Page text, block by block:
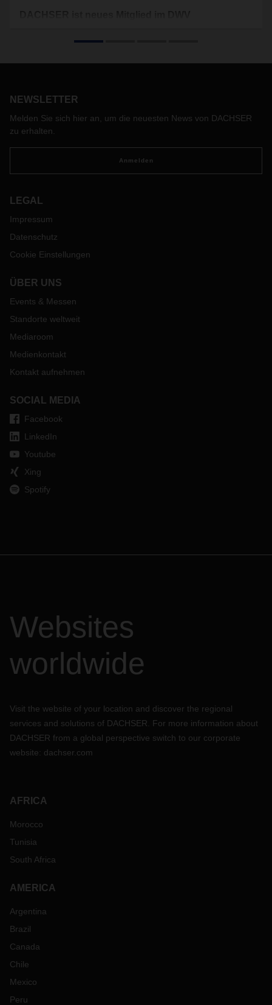
DACHSER auch im DWV-Cluster HyLogistics mitarbeiten.
NEWSLETTER
Melden Sie sich hier an, um die neuesten News von DACHSER
zu erhalten.
Anmelden
LEGAL
Impressum
Datenschutz
Cookie Einstellungen
ÜBER UNS
Events & Messen
Standorte weltweit
Mediaroom
Medienkontakt
Kontakt aufnehmen
SOCIAL MEDIA
Facebook
LinkedIn
Youtube
Xing
Spotify
Websites
worldwide
Visit the website of your location and discover the regional
services and solutions of DACHSER. For more information about
DACHSER from a global perspective switch to our corporate
website: dachser.com
AFRICA
Morocco
Tunisia
South Africa
AMERICA
Argentina
Brazil
Canada
Chile
Mexico
Peru